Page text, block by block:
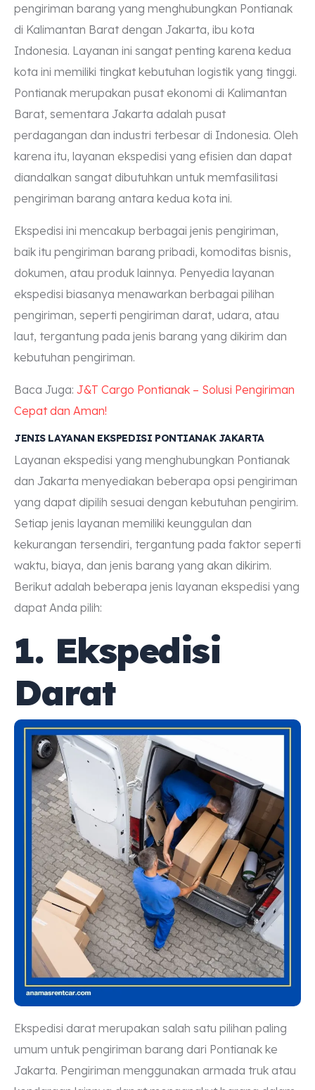
pengiriman barang yang menghubungkan Pontianak
di Kalimantan Barat dengan Jakarta, ibu kota
Indonesia. Layanan ini sangat penting karena kedua
kota ini memiliki tingkat kebutuhan logistik yang tinggi.
Pontianak merupakan pusat ekonomi di Kalimantan
Barat, sementara Jakarta adalah pusat
perdagangan dan industri terbesar di Indonesia. Oleh
karena itu, layanan ekspedisi yang efisien dan dapat
diandalkan sangat dibutuhkan untuk memfasilitasi
pengiriman barang antara kedua kota ini.
Ekspedisi ini mencakup berbagai jenis pengiriman,
baik itu pengiriman barang pribadi, komoditas bisnis,
dokumen, atau produk lainnya. Penyedia layanan
ekspedisi biasanya menawarkan berbagai pilihan
pengiriman, seperti pengiriman darat, udara, atau
laut, tergantung pada jenis barang yang dikirim dan
kebutuhan pengiriman.
Baca Juga: J&T Cargo Pontianak – Solusi Pengiriman
Cepat dan Aman!
JENIS LAYANAN EKSPEDISI PONTIANAK JAKARTA
Layanan ekspedisi yang menghubungkan Pontianak
dan Jakarta menyediakan beberapa opsi pengiriman
yang dapat dipilih sesuai dengan kebutuhan pengirim.
Setiap jenis layanan memiliki keunggulan dan
kekurangan tersendiri, tergantung pada faktor seperti
waktu, biaya, dan jenis barang yang akan dikirim.
Berikut adalah beberapa jenis layanan ekspedisi yang
dapat Anda pilih:
1. Ekspedisi
Darat
Ekspedisi darat merupakan salah satu pilihan paling
umum untuk pengiriman barang dari Pontianak ke
Jakarta. Pengiriman menggunakan armada truk atau